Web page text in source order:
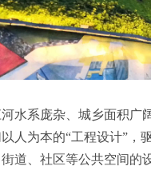
水系庞杂、城乡面积
人为本的“工程设计”
道、社区等公共空间